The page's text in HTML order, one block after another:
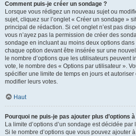
Comment puis-je créer un sondage ?
Lorsque vous rédigez un nouveau sujet ou
sujet, cliquez sur l’onglet « Créer un sondage »
principal de rédaction. Si cet onglet n’est pas
vous n’ayez pas la permission de créer des
sondage en incluant au moins deux options
chaque option devant être insérée sur une
le nombre d’options que les utilisateurs peuvent
vote, le nombre des « Options par utilisateur ».
spécifier une limite de temps en jours et
modifier leurs votes.
Haut
Pourquoi ne puis-je pas ajouter plus d’options
La limite d’options d’un sondage est décidée
Si le nombre d’options que vous pouvez ajouter